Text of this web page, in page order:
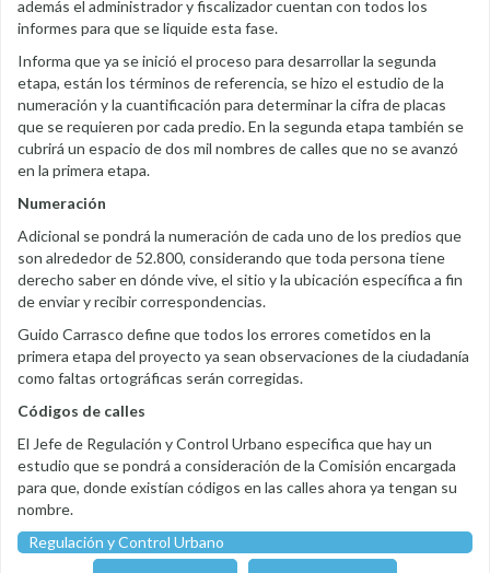
además el administrador y fiscalizador cuentan con todos los
informes para que se liquide esta fase.
Informa que ya se inició el proceso para desarrollar la segunda
etapa, están los términos de referencia, se hizo el estudio de la
numeración y la cuantificación para determinar la cifra de placas
que se requieren por cada predio. En la segunda etapa también se
cubrirá un espacio de dos mil nombres de calles que no se avanzó
en la primera etapa.
Numeración
Adicional se pondrá la numeración de cada uno de los predios que
son alrededor de 52.800, considerando que toda persona tiene
derecho saber en dónde vive, el sitio y la ubicación específica a fin
de enviar y recibir correspondencias.
Guido Carrasco define que todos los errores cometidos en la
primera etapa del proyecto ya sean observaciones de la ciudadanía
como faltas ortográficas serán corregidas.
Códigos de calles
El Jefe de Regulación y Control Urbano especifica que hay un
estudio que se pondrá a consideración de la Comisión encargada
para que, donde existían códigos en las calles ahora ya tengan su
nombre.
Regulación y Control Urbano